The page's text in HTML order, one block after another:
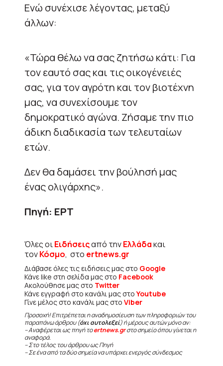
Ενώ συνέχισε λέγοντας, μεταξύ
άλλων:
«Τώρα θέλω να σας ζητήσω κάτι: Για
τον εαυτό σας και τις οικογένειές
σας, για τον αγρότη και τον βιοτέχνη
μας, να συνεχίσουμε τον
δημοκρατικό αγώνα. Ζήσαμε την πιο
άδικη διαδικασία των τελευταίων
ετών.
Δεν θα δαμάσει την βούλησή μας
ένας ολιγάρχης».
Πηγή: ΕΡΤ
Όλες οιΕιδήσειςαπό τηνΕλλάδακαι
τονΚόσμο, στο ertnews.gr
Διάβασε όλες τις ειδήσεις μας στο Google
Κάνε like στη σελίδα μας στο Facebook
Ακολούθησε μας στο Twitter
Κάνε εγγραφή στο κανάλι μας στοYoutube
Γίνε μέλος στο κανάλι μας στο Viber
Προσοχή! Επιτρέπεται η αναδημοσίευση των πληροφοριών του
παραπάνω άρθρου (όχι αυτολεξεί) ή μέρους αυτών μόνο αν:
– Αναφέρεται ως πηγή τοertnews.grστο σημείο όπου γίνεται η
αναφορά.
– Στο τέλος του άρθρου ως Πηγή
– Σε ένα από τα δύο σημεία να υπάρχει ενεργός σύνδεσμος